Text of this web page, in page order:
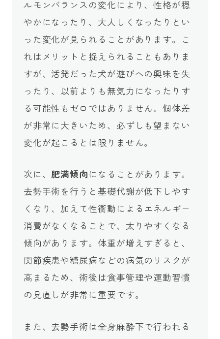
ルモンバランスの変化により、性格が穏
やかになったり、大人しくなったりとい
った変化が見られることがあります。こ
れはメリットと捉えられることもありま
すが、活発だった犬が遊びへの興味を失
ったり、以前よりも無気力になったりす
る可能性もゼロではありません。個体差
が非常に大きいため、必ずしも望まない
変化が起こるとは限りません。
次に、 肥満傾向になることがあります。
去勢手術を行うと基礎代謝が低下しやす
くなり、加えて性衝動によるエネルギー
消費がなくなることで、太りやすくなる
傾向があります。体重が増えすぎると、
関節疾患や糖尿病などの病気のリスクが
高まるため、術後は食事管理や運動習慣
の見直しが非常に重要です。
また、去勢手術は全身麻酔下で行われる